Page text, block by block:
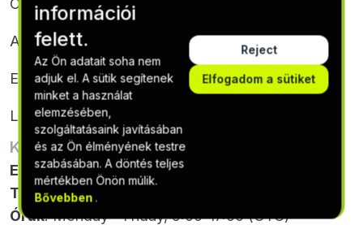
Cookie-szabályzat
Adatvédelmi irányelvek
Előfizetési feltételek és feltételek
Leiratkozás
KAPCSOLATTARTÁSI ADATOK
Email:support@softskillsphere.com
Telefon: +420 564 880 005
Órák: Monday - Friday, 9:00-17:00 (UTC)
információi
felett.
Az Ön adatait soha nem
adjuk el. A sütik segítenek
minket a használat
elemzésében,
szolgáltatásaink javításában
és az Ön élményének testre
szabásában. A döntés teljes
mértékben Önön múlik.
Bővebben .
Reject
Elfogadom a sütiket